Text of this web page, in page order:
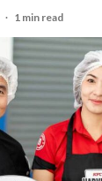
1 min read